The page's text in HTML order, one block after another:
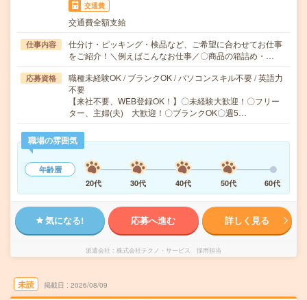
交通費
交通費全額支給
仕事内容
仕分け・ピッキング・検品など、ご希望に合わせてお仕事
をご紹介！＼例えばこんなお仕事／〇商品の箱詰め・…
応募資格
職種未経験OK / ブランクOK / パソコンスキル不要 / 英語力
不要
【来社不要、WEB登録OK！】〇未経験大歓迎！〇フリー
ター、主婦(夫) 大歓迎！〇ブランクOK〇週5…
職場の雰囲気
年齢層
20代
30代 40代 50代 60代
気になる! 応募へ進む 詳しく見る
派遣会社 株式会社テクノ・サービス 採用担当
未読 掲載日 2026/08/09